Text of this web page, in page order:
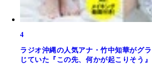
4
ラジオ沖縄の人気アナ・竹中知華がグ
じていた『この先、何かが起こりそう